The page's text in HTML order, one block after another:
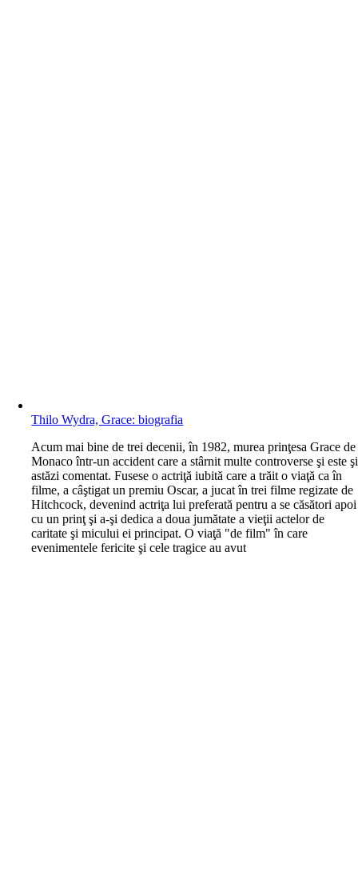
Thilo Wydra, Grace: biografia
Acum mai bine de trei decenii, în 1982, murea prinţesa Grace de
Monaco într-un accident care a stârnit multe controverse şi este şi
astăzi comentat. Fusese o actriţă iubită care a trăit o viaţă ca în
filme, a câştigat un premiu Oscar, a jucat în trei filme regizate de
Hitchcock, devenind actriţa lui preferată pentru a se căsători apoi
cu un prinţ şi a-şi dedica a doua jumătate a vieţii actelor de
caritate şi micului ei principat. O viaţă "de film" în care
evenimentele fericite şi cele tragice au avut